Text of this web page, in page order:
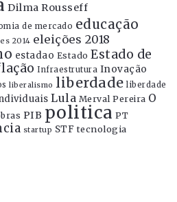
Dilma Rousseff
de mercado educação
2014 eleições 2018
estadao Estado Estado de
Infraestrutura Inovação
liberalismo liberdade liberdade
Lula Merval Pereira O
PIB politica PT
startup STF tecnologia